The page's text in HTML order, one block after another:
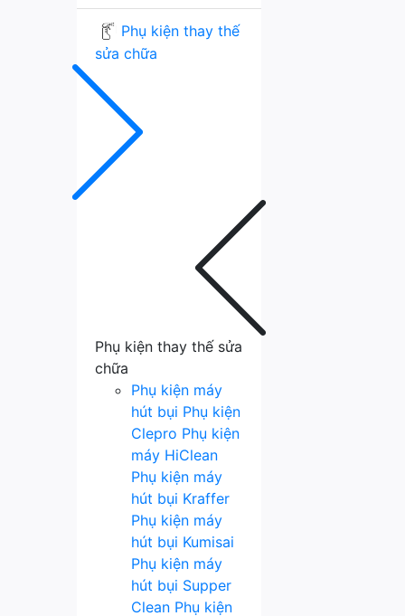
Phụ kiện thay thế
sửa chữa
Phụ kiện thay thế sửa
chữa
Phụ kiện máy
hút bụi Phụ kiện
Clepro Phụ kiện
máy HiClean
Phụ kiện máy
hút bụi Kraffer
Phụ kiện máy
hút bụi Kumisai
Phụ kiện máy
hút bụi Supper
Clean Phụ kiện